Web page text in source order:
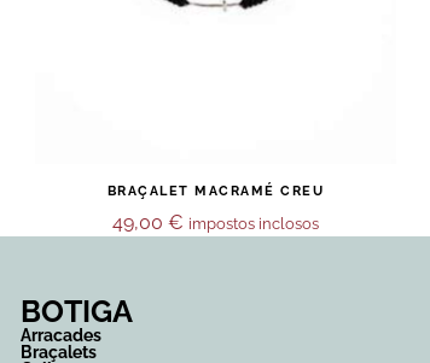
BRAÇALET MACRAMÉ CREU
49,00 € impostos inclosos
BOTIGA
Arracades
Braçalets